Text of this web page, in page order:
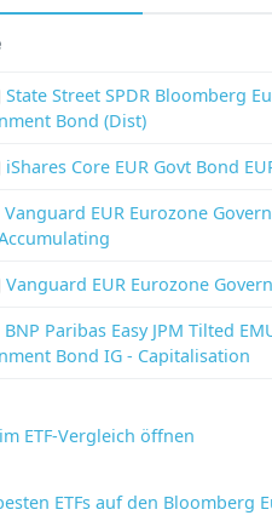
State Street SPDR Bloomberg
Bond (Dist)
iShares Core EUR Govt Bond
Vanguard EUR Eurozone
Vanguard EUR Eurozone
BNP Paribas Easy JPM Tilted
Bond IG - Capitalisation
ETF-Vergleich öffnen
ETFs auf den Bloomberg